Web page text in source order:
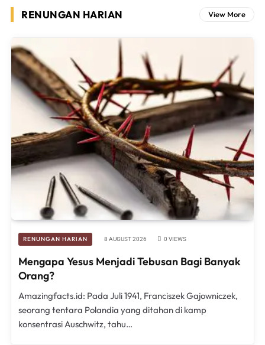
RENUNGAN HARIAN View More
RENUNGAN HARIAN 8 AUGUST 2026 0 VIEWS
Mengapa Yesus Menjadi Tebusan Bagi Banyak
Orang?
Amazingfacts.id: Pada Juli 1941, Franciszek Gajowniczek,
seorang tentara Polandia yang ditahan di kamp
konsentrasi Auschwitz, tahu…